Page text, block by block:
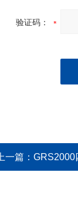
验证码：
上一篇： GRS2000